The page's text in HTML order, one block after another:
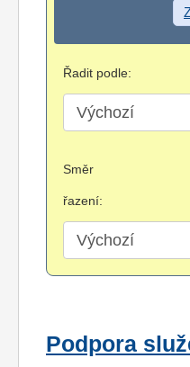
Řadit podle:
Směr
řazení:
Podpora